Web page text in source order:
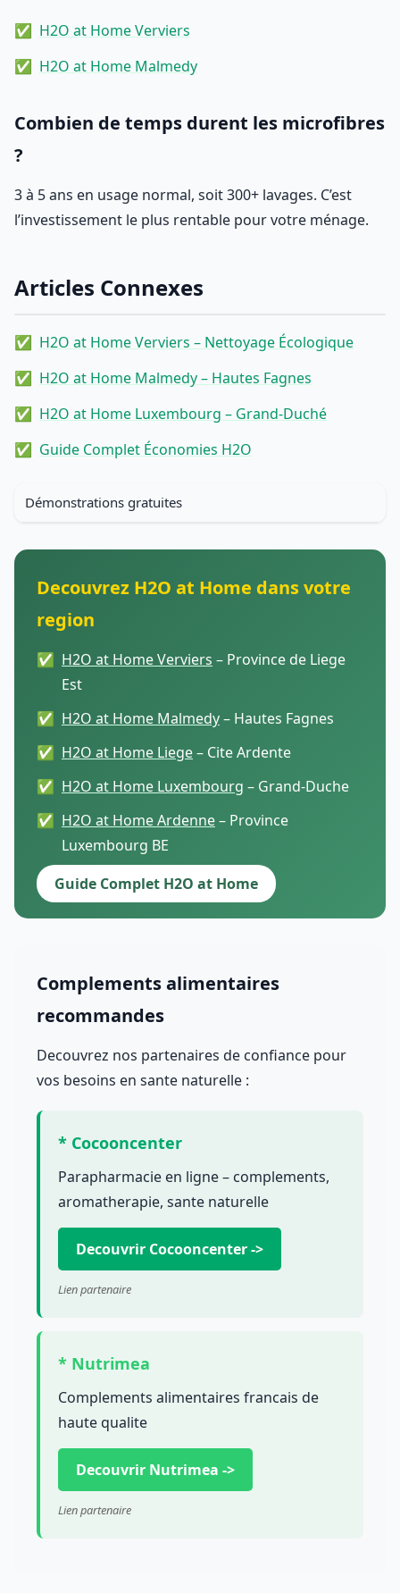
H2O at Home Verviers
H2O at Home Malmedy
Combien de temps durent les microfibres
?
3 à 5 ans en usage normal, soit 300+ lavages. C’est
l’investissement le plus rentable pour votre ménage.
Articles Connexes
H2O at Home Verviers – Nettoyage Écologique
H2O at Home Malmedy – Hautes Fagnes
H2O at Home Luxembourg – Grand-Duché
Guide Complet Économies H2O
Démonstrations gratuites
Decouvrez H2O at Home dans votre
region
H2O at Home Verviers – Province de Liege
Est
H2O at Home Malmedy– Hautes Fagnes
H2O at Home Liege– Cite Ardente
H2O at Home Luxembourg – Grand-Duche
H2O at Home Ardenne– Province
Luxembourg BE
Guide Complet H2O at Home
Complements alimentaires
recommandes
Decouvrez nos partenaires de confiance pour
vos besoins en sante naturelle :
* Cocooncenter
Parapharmacie en ligne – complements,
aromatherapie, sante naturelle
Decouvrir Cocooncenter ->
Lien partenaire
* Nutrimea
Complements alimentaires francais de
haute qualite
Decouvrir Nutrimea ->
Lien partenaire